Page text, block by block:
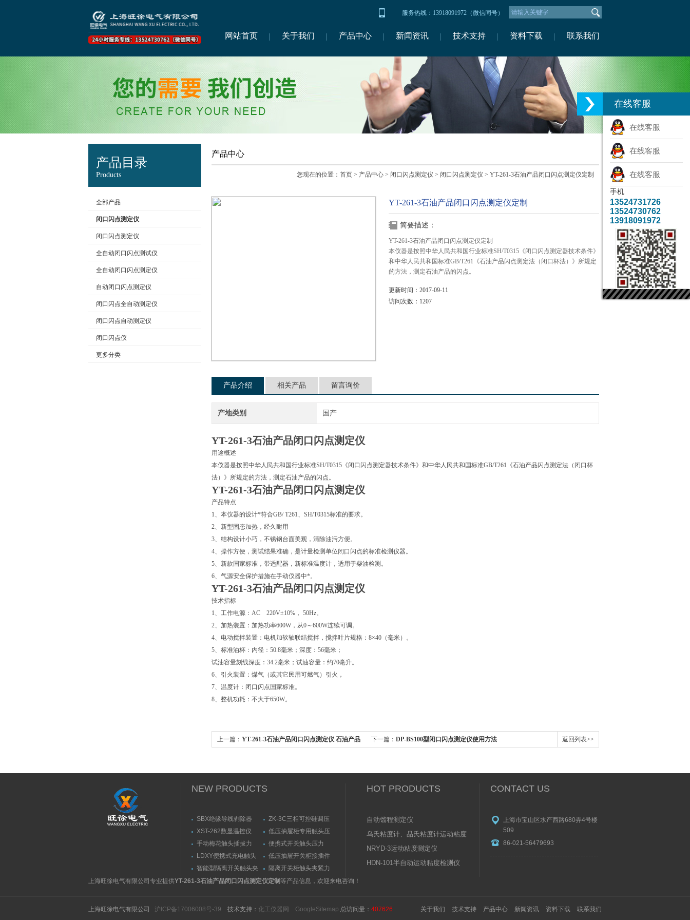
服务热线：13918091972（微信同号）
网站首页 关于我们 产品中心 新闻资讯 技术支持 资料下载 联系我们
产品目录
Products
全部产品
闭口闪点测定仪
闭口闪点测定仪
全自动闭口闪点测试仪
全自动闭口闪点测定仪
自动闭口闪点测定仪
闭口闪点全自动测定仪
闭口闪点自动测定仪
闭口闪点仪
更多分类
产品中心
您现在的位置： 首页 > 产品中心 > 闭口闪点测定仪 > 闭口闪点测定仪 > YT-261-3石油产品闭口闪点测定仪定制
YT-261-3石油产品闭口闪点测定仪定制
简要描述：
YT-261-3石油产品闭口闪点测定仪定制
本仪器是按照中华人民共和国行业标准SH/T0315《闭口闪点测定器技术条件》
和中华人民共和国标准GB/T261《石油产品闪点测定法（闭口杯法）》所规定
的方法，测定石油产品的闪点。
更新时间： 2017-09-11
访问次数： 1207
产品介绍 相关产品 留言询价
产地类别 国产
YT-261-3石油产品闭口闪点测定仪
用途概述
本仪器是按照中华人民共和国行业标准SH/T0315《闭口闪点测定器技术条件》和中华人民共和国标准GB/T261《石油产品闪点测定法（闭口杯
法）》所规定的方法，测定石油产品的闪点。
YT-261-3石油产品闭口闪点测定仪
产品特点
1、本仪器的设计*符合GB/ T261、SH/T0315标准的要求。
2、新型固态加热，经久耐用
3、结构设计小巧，不锈钢台面美观，清除油污方便。
4、操作方便，测试结果准确，是计量检测单位闭口闪点的标准检测仪器。
5、新款国家标准，带适配器，新标准温度计，适用于柴油检测。
6、气源安全保护措施在手动仪器中*。
YT-261-3石油产品闭口闪点测定仪
技术指标
1、工作电源：AC 220V±10%， 50Hz。
2、加热装置：加热功率600W，从0～600W连续可调。
4、电动搅拌装置：电机加软轴联结搅拌，搅拌叶片规格：8×40（毫米）。
5、标准油杯：内径：50.8毫米；深度：56毫米；
试油容量刻线深度：34.2毫米；试油容量：约70毫升。
6、引火装置：煤气（或其它民用可燃气）引火，
7、温度计：闭口闪点国家标准。
8、整机功耗：不大于650W。
上一篇： YT-261-3石油产品闭口闪点测定仪 石油产品 下一篇： DP-BS100型闭口闪点测定仪使用方法 返回列表>>
NEW PRODUCTS
SBX绝缘导线剥除器
ZK-3C三相可控硅调压
触发器
XST-262数显温控仪
低压抽屉柜专用触头压
力测量仪套装
手动梅花触头插拔力
（推拉力）测量仪
便携式开关触头压力
（夹紧力）测量仪
LDXY便携式充电触头
（指）夹紧力测量仪
低压抽屉开关柜接插件
触头（夹紧力）测量仪
智能型隔离开关触头夹
紧力测试仪
隔离开关柜触头夹紧力
测试仪/精度传感器
HOT PRODUCTS
自动馏程测定仪
乌氏粘度计、品氏粘度计运动粘度
测定仪（粘度计）技术参数
NRYD-3运动粘度测定仪
HDN-101半自动运动粘度检测仪
CONTACT US
上海市宝山区水产西路680弄4号楼
509
86-021-56479693
上海旺徐电气有限公司专业提供YT-261-3石油产品闭口闪点测定仪定制 等产品信息，欢迎来电咨询！
上海旺徐电气有限公司 沪ICP备17006008号-39 技术支持： 化工仪器网 GoogleSitemap 总访问量： 407626 关于我们 技术支持 产品中心 新闻资讯 资料下载 联系我们
在线客服
在线客服
在线客服
在线客服
手机
13524731726
13524730762
13918091972